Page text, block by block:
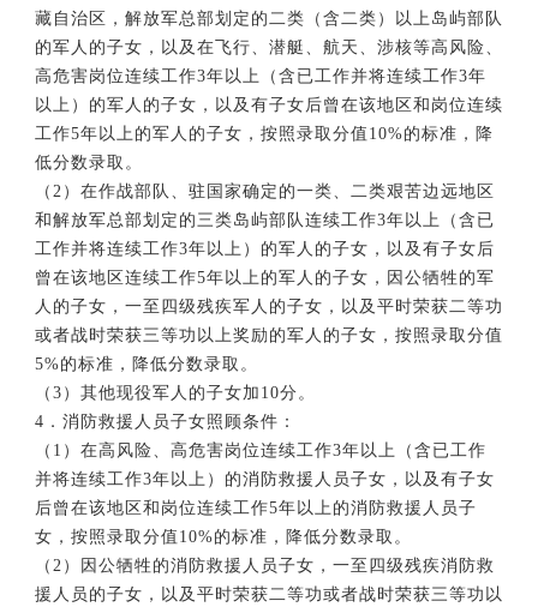
藏自治区，解放军总部划定的二类（含二类）以上岛屿部队
的军人的子女，以及在飞行、潜艇、航天、涉核等高风险、
高危害岗位连续工作3年以上（含已工作并将连续工作3年
以上）的军人的子女，以及有子女后曾在该地区和岗位连续
工作5年以上的军人的子女，按照录取分值10%的标准，降
低分数录取。
（2）在作战部队、驻国家确定的一类、二类艰苦边远地区
和解放军总部划定的三类岛屿部队连续工作3年以上（含已
工作并将连续工作3年以上）的军人的子女，以及有子女后
曾在该地区连续工作5年以上的军人的子女，因公牺牲的军
人的子女，一至四级残疾军人的子女，以及平时荣获二等功
或者战时荣获三等功以上奖励的军人的子女，按照录取分值
5%的标准，降低分数录取。
（3）其他现役军人的子女加10分。
4．消防救援人员子女照顾条件：
（1）在高风险、高危害岗位连续工作3年以上（含已工作
并将连续工作3年以上）的消防救援人员子女，以及有子女
后曾在该地区和岗位连续工作5年以上的消防救援人员子
女，按照录取分值10%的标准，降低分数录取。
（2）因公牺牲的消防救援人员子女，一至四级残疾消防救
援人员的子女，以及平时荣获二等功或者战时荣获三等功以